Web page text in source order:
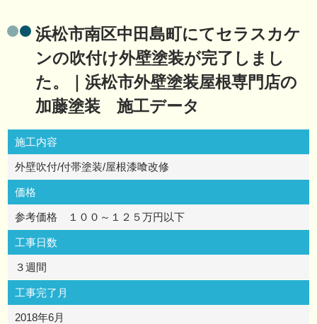
浜松市南区中田島町にてセラスカケ
ンの吹付け外壁塗装が完了しまし
た。｜浜松市外壁塗装屋根専門店の
加藤塗装 施工データ
施工内容
外壁吹付/付帯塗装/屋根漆喰改修
価格
参考価格 １００～１２５万円以下
工事日数
３週間
工事完了月
2018年6月